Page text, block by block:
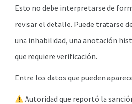
Esto no debe interpretarse de
revisar el detalle. Puede tratarse
una inhabilidad, una anotación
que requiere verificación.
Entre los datos que pueden
Autoridad que reportó la